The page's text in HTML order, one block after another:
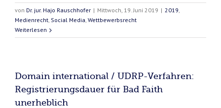
von Dr. jur. Hajo Rauschhofer | Mittwoch, 19. Juni 2019 | 2019,
Medienrecht, Social Media, Wettbewerbsrecht
Weiterlesen
Domain international / UDRP-Verfahren:
Registrierungsdauer für Bad Faith
unerheblich